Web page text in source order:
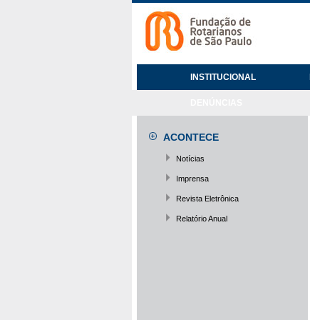
INSTITUCIONAL
ACONTECE
Notícias
Imprensa
Revista Eletrônica
Relatório Anual